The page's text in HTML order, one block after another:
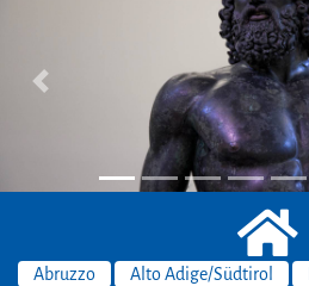
Previous
Abruzzo Alto Adige/Südtirol